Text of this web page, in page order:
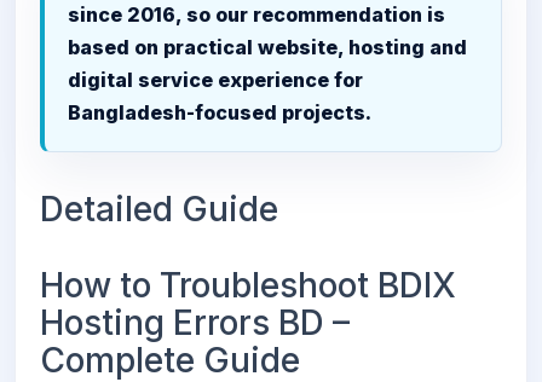
since 2016, so our recommendation is
based on practical website, hosting and
digital service experience for
Bangladesh-focused projects.
Detailed Guide
How to Troubleshoot BDIX
Hosting Errors BD –
Complete Guide